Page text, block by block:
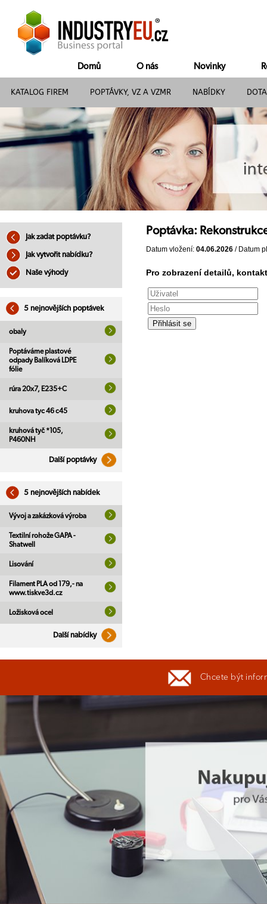
Domů O nás Novinky
KATALOG FIREM POPTÁVKY, VZ A VZMR NABÍDKY
Jak zadat poptávku?
Jak vytvořit nabídku?
Naše výhody
5 nejnovějších poptávek
obaly
Poptáváme plastové
odpady Balíková LDPE
fólie
rúra 20x7, E235+C
kruhova tyc 46 c45
kruhová tyč *105,
P460NH
Další poptávky
5 nejnovějších nabídek
Vývoj a zakázková výroba
Textilní rohože GAPA -
Shatwell
Lisování
Filament PLA od 179,- na
www.tiskve3d.cz
Ložisková ocel
Další nabídky
Poptávka:
Datum vložení: 04.06.2026 / Datum
Pro zobrazení detailů,
Chcete být